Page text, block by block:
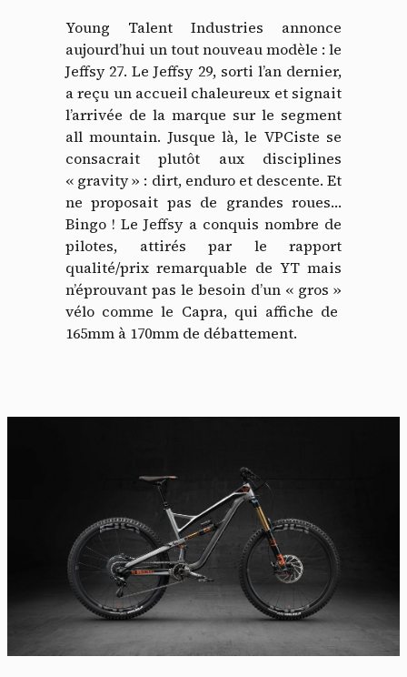
Young Talent Industries annonce
aujourd’hui un tout nouveau modèle : le
Jeffsy 27. Le Jeffsy 29, sorti l’an dernier,
a reçu un accueil chaleureux et signait
l’arrivée de la marque sur le segment
all mountain. Jusque là, le VPCiste se
consacrait plutôt aux disciplines
« gravity » : dirt, enduro et descente. Et
ne proposait pas de grandes roues…
Bingo ! Le Jeffsy a conquis nombre de
pilotes, attirés par le rapport
qualité/prix remarquable de YT mais
n’éprouvant pas le besoin d’un « gros »
vélo comme le Capra, qui affiche de
165mm à 170mm de débattement.